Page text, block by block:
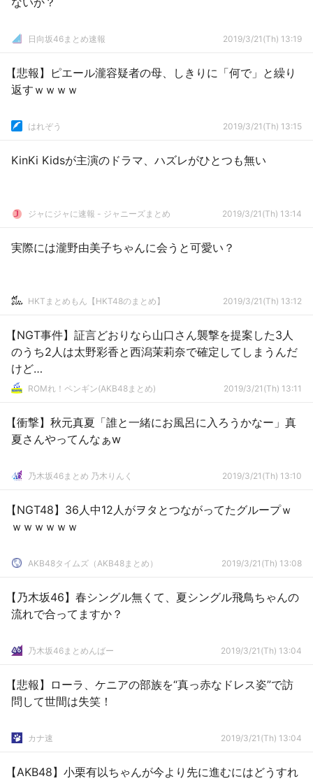
日向坂46まとめ速報 2019/3/21(Th) 13:19
【悲報】ピエール瀧容疑者の母、しきりに「何で」と繰り
返すｗｗｗｗ
はれぞう 2019/3/21(Th) 13:15
KinKi Kidsが主演のドラマ、ハズレがひとつも無い
ジャにジャに速報 - ジャニーズまとめ 2019/3/21(Th) 13:14
実際には瀧野由美子ちゃんに会うと可愛い？
HKTまとめもん【HKT48のまとめ】 2019/3/21(Th) 13:12
【NGT事件】証言どおりなら山口さん襲撃を提案した3人
のうち2人は太野彩香と西潟茉莉奈で確定してしまうんだ
けど…
ROMれ！ペンギン(AKB48まとめ) 2019/3/21(Th) 13:11
【衝撃】秋元真夏「誰と一緒にお風呂に入ろうかなー」真
夏さんやってんなぁw
乃木坂46まとめ 乃木りんく 2019/3/21(Th) 13:10
【NGT48】36人中12人がヲタとつながってたグループｗ
ｗｗｗｗｗｗ
AKB48タイムズ（AKB48まとめ） 2019/3/21(Th) 13:08
【乃木坂46】春シングル無くて、夏シングル飛鳥ちゃんの
流れで合ってますか？
乃木坂46まとめんばー 2019/3/21(Th) 13:04
【悲報】ローラ、ケニアの部族を“真っ赤なドレス姿”で訪
問して世間は失笑！
カナ速 2019/3/21(Th) 13:04
【AKB48】小栗有以ちゃんが今より先に進むにはどうすれ